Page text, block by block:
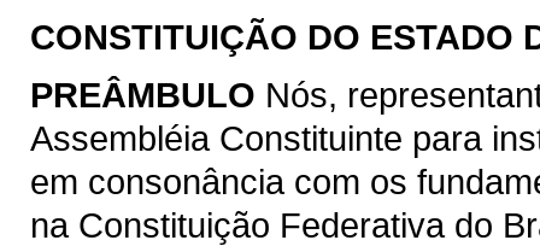
CONSTITUIÇÃO DO ESTADO
PREÂMBULO Nós,
Assembléia Constituinte para
em consonância com os
na Constituição Federativa do